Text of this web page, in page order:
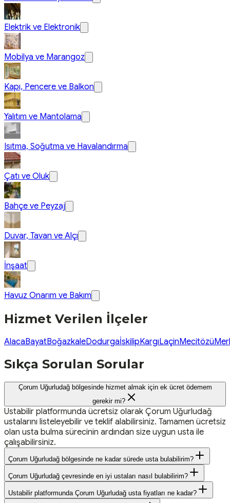
Elektrik ve Elektronik
Mobilya ve Marangoz
Kapı, Pencere ve Balkon
Yalıtım ve Mantolama
Isıtma, Soğutma ve Havalandırma
Çatı ve Oluk
Bahçe ve Peyzaj
Duvar, Tavan ve Alçı
İnşaat
Havuz Onarım ve Bakım
Hizmet Verilen İlçeler
AlacaBayatBoğazkaleDodurgaİskilipKargıLaçinMecitözü
Sıkça Sorulan Sorular
Çorum Uğurludağ bölgesinde hizmet almak için ek ücret ödemem
gerekir mi?
Ustabilir platformunda ücretsiz olarak Çorum Uğurludağ
ustalarını listeleyebilir ve teklif alabilirsiniz. Tamamen ücretsiz
olan usta bulma sürecinin ardından size uygun usta ile
çalışabilirsiniz.
Çorum Uğurludağ bölgesinde ne kadar sürede usta bulabilirim?
Çorum Uğurludağ çevresinde en iyi ustaları nasıl bulabilirim?
Ustabilir platformunda Çorum Uğurludağ usta fiyatları ne kadar?